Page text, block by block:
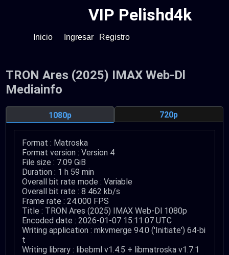
VIP Pelishd4k
Inicio Ingresar Registro
TRON Ares (2025) IMAX Web-Dl
Mediainfo
1080p 720p
Format : Matroska
Format version : Version 4
File size : 7.09 GiB
Duration : 1 h 59 min
Overall bit rate mode : Variable
Overall bit rate : 8 462 kb/s
Frame rate : 24.000 FPS
Title : TRON Ares (2025) IMAX Web-Dl 1080p
Encoded date : 2026-01-07 15:11:07 UTC
Writing application : mkvmerge 94.0 ('Initiate') 64-bi
t
Writing library : libebml v1.4.5 + libmatroska v1.7.1